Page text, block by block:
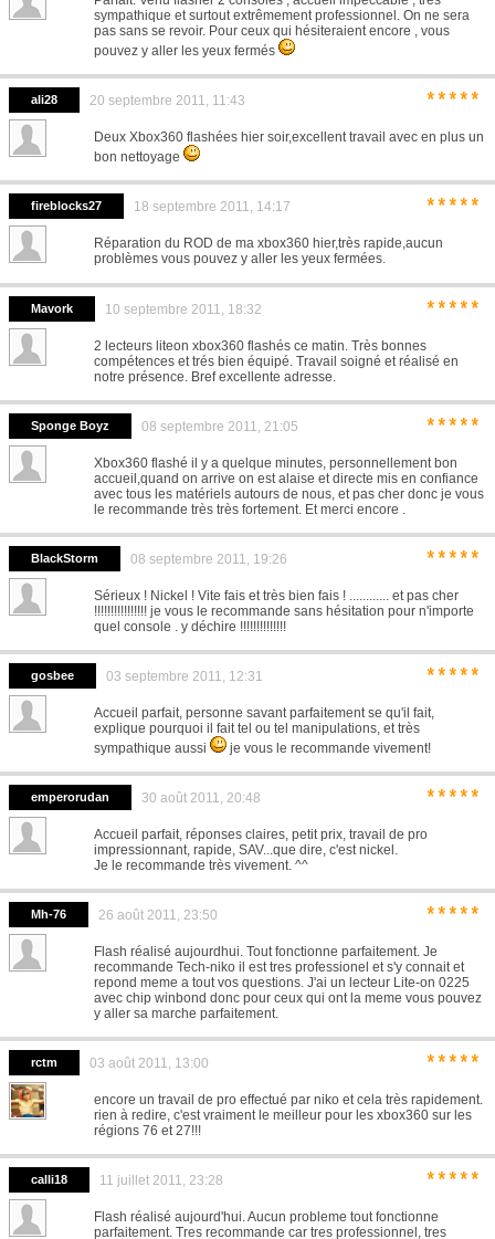
sympathique et surtout extrêmement professionnel. On ne sera
pas sans se revoir. Pour ceux qui hésiteraient encore , vous
pouvez y aller les yeux fermés
ali28 20 septembre 2011, 11:43 *****
Deux Xbox360 flashées hier soir,excellent travail avec en plus un
bon nettoyage
fireblocks27 18 septembre 2011, 14:17 *****
Réparation du ROD de ma xbox360 hier,très rapide,aucun
problèmes vous pouvez y aller les yeux fermées.
Mavork 10 septembre 2011, 18:32 *****
2 lecteurs liteon xbox360 flashés ce matin. Très bonnes
compétences et trés bien équipé. Travail soigné et réalisé en
notre présence. Bref excellente adresse.
Sponge Boyz 08 septembre 2011, 21:05 *****
Xbox360 flashé il y a quelque minutes, personnellement bon
accueil,quand on arrive on est alaise et directe mis en confiance
avec tous les matériels autours de nous, et pas cher donc je vous
le recommande très très fortement. Et merci encore .
BlackStorm 08 septembre 2011, 19:26 *****
Sérieux ! Nickel ! Vite fais et très bien fais ! ............ et pas cher
!!!!!!!!!!!!!!!! je vous le recommande sans hésitation pour n'importe
quel console . y déchire !!!!!!!!!!!!!!
gosbee 03 septembre 2011, 12:31 *****
Accueil parfait, personne savant parfaitement se qu'il fait,
explique pourquoi il fait tel ou tel manipulations, et très
sympathique aussi
je vous le recommande vivement!
emperorudan 30 août 2011, 20:48 *****
Accueil parfait, réponses claires, petit prix, travail de pro
impressionnant, rapide, SAV...que dire, c'est nickel.
Je le recommande très vivement. ^^
Mh-76 26 août 2011, 23:50 *****
Flash réalisé aujourdhui. Tout fonctionne parfaitement. Je
recommande Tech-niko il est tres professionel et s'y connait et
repond meme a tout vos questions. J'ai un lecteur Lite-on 0225
avec chip winbond donc pour ceux qui ont la meme vous pouvez
y aller sa marche parfaitement.
rctm 03 août 2011, 13:00 *****
encore un travail de pro effectué par niko et cela très rapidement.
rien à redire, c'est vraiment le meilleur pour les xbox360 sur les
régions 76 et 27!!!
calli18 11 juillet 2011, 23:28 *****
Flash réalisé aujourd'hui. Aucun probleme tout fonctionne
parfaitement. Tres recommande car tres professionnel, tres